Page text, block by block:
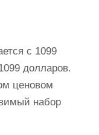
с 1099
долларов.
ценовом
набор